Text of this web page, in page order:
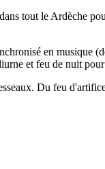
tout le Ardèche
en
et feu de nuit
Du feu